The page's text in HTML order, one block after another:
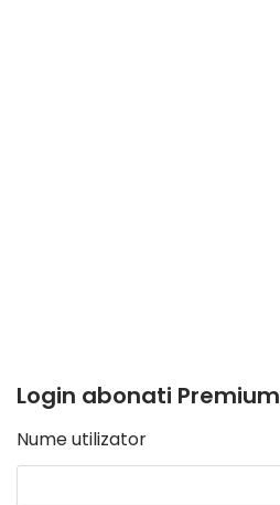
Login abonati Premium
Nume utilizator